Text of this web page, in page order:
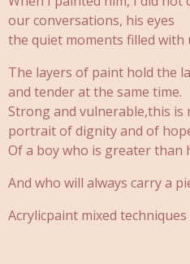
our conversations, his eyes
the quiet moments filled
The layers of paint hold the
and tender at the same time.
Strong and vulnerable,this
portrait of dignity and of
Of a boy who is greater than
And who will always carry a
Acrylicpaint mixed techniques